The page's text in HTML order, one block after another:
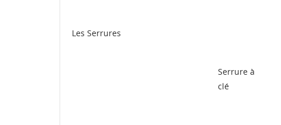
Les Serrures
Serrure à
clé